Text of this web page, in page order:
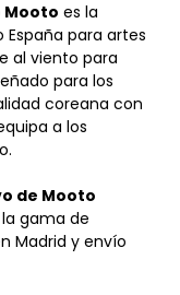
es la
para artes
al viento para
para los
coreana con
a los
de Mooto
gama de
Madrid y envío